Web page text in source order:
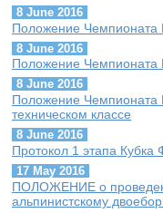
8 June 2016
Положение Чемпионата
8 June 2016
Положение Чемпионата
8 June 2016
Положение Чемпионата
техническом классе
8 June 2016
Протокол 1 этапа
17 May 2016
ПОЛОЖЕНИЕ о
альпинистскому